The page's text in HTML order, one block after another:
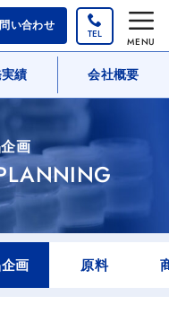
い合わせ
MENU
績 会社概要
画
画 原料